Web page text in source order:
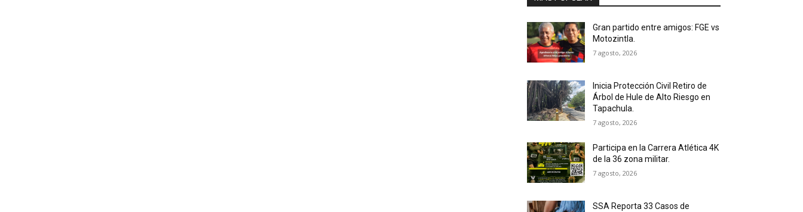
Gran partido entre amigos: FGE vs
Motozintla.
7 agosto, 2026
Inicia Protección Civil Retiro de
Árbol de Hule de Alto Riesgo en
Tapachula.
7 agosto, 2026
Participa en la Carrera Atlética 4K
de la 36 zona militar.
7 agosto, 2026
SSA Reporta 33 Casos de